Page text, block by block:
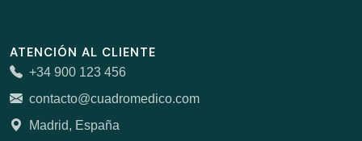
ATENCIÓN AL CLIENTE
+34 900 123 456
contacto@cuadromedico.com
Madrid, España